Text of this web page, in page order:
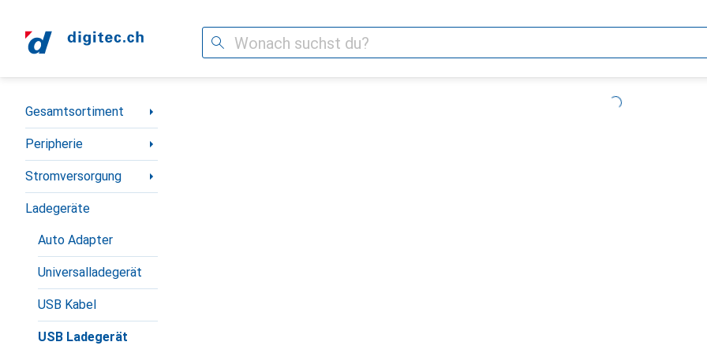
Suche
Navigation nach Kategorien
Gesamtsortiment
Peripherie
Stromversorgung
Ladegeräte
Auto Adapter
Universalladegerät
USB Kabel
USB Ladegerät